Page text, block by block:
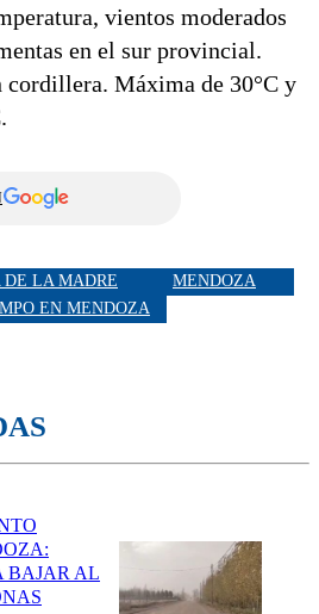
vientos moderados
en el sur provincial.
cordillera. Máxima de 30°C y
DE LA MADRE
MENDOZA
EN MENDOZA
BAJAR AL